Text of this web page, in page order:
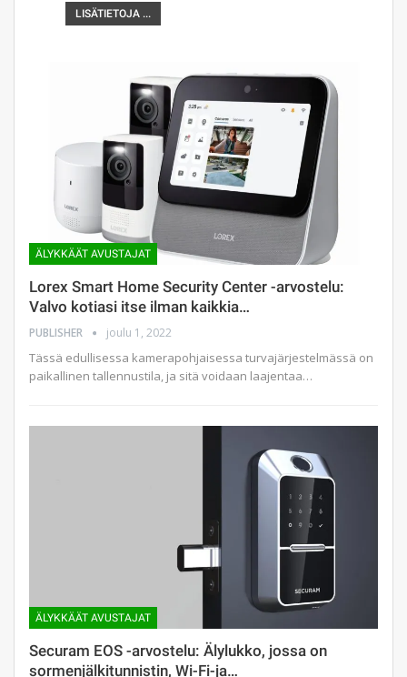
LISÄTIETOJA ...
ÄLYKKÄÄT AVUSTAJAT
Lorex Smart Home Security Center -arvostelu:
Valvo kotiasi itse ilman kaikkia…
PUBLISHER joulu 1, 2022
Tässä edullisessa kamerapohjaisessa turvajärjestelmässä on
paikallinen tallennustila, ja sitä voidaan laajentaa…
ÄLYKKÄÄT AVUSTAJAT
Securam EOS -arvostelu: Älylukko, jossa on
sormenjälkitunnistin, Wi-Fi-ja…